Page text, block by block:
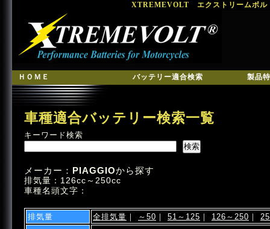
XTREMEVOLT エクストリームボル
ＨＯＭＥ バッテリー適合検索 製品
車種適合バッテリー検索一覧
キーワード検索
メーカー： PIAGGIOから探す
排気量：126cc～250cc
車種名頭文字：
排気量 全排気量 ｜ ～50 ｜ 51～125 ｜ 126～250 ｜